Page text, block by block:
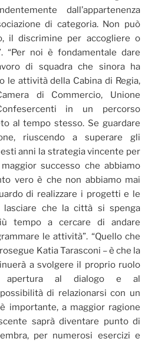
dall’appartenenza
di categoria. Non può
il discrimine per accogliere o
“Per noi è fondamentale dare
di squadra che sinora ha
le attività della Cabina di Regia,
di Commercio, Unione
in un percorso
al tempo stesso. Se guardare
riuscendo a superare gli
anni la strategia vincente per
successo che abbiamo
vero è che non abbiamo mai
di realizzare i progetti e le
lasciare che la città si spenga
tempo a cercare di andare
le attività”. “Quello che
Katia Tarasconi – è che la
a svolgere il proprio ruolo
apertura al dialogo e al
di relazionarsi con un
importante, a maggior ragione
saprà diventare punto di
per numerosi esercizi e